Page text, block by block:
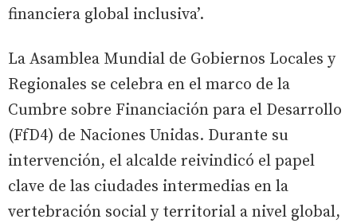
financiera global inclusiva’.
La Asamblea Mundial de Gobiernos Locales y
Regionales se celebra en el marco de la
Cumbre sobre Financiación para el Desarrollo
(FfD4) de Naciones Unidas. Durante su
intervención, el alcalde reivindicó el papel
clave de las ciudades intermedias en la
vertebración social y territorial a nivel global,